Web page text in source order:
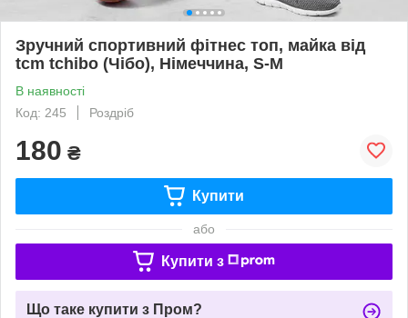
Зручний спортивний фітнес топ, майка від
tcm tchibo (Чібо), Німеччина, S-M
В наявності
Код: 245
Роздріб
180 ₴
Купити
або
Купити з
Що таке купити з Пром?